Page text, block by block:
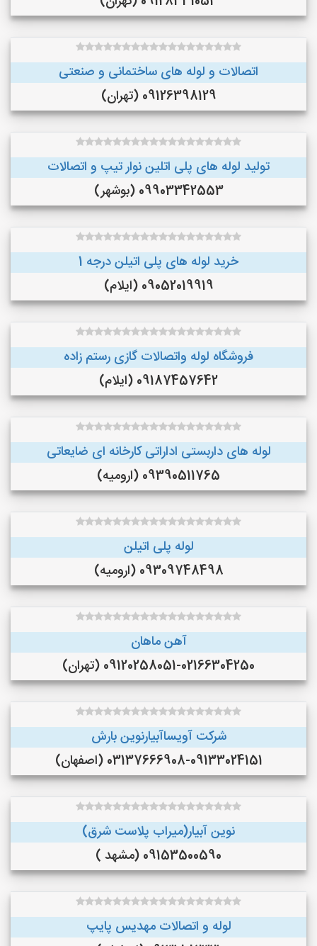
اتصالات و لوله های ساختمانی و صنعتی
09126398129 (تهران)
تولید لوله های پلی اتلین نوار تیپ و اتصالات
09903342553 (بوشهر)
خرید لوله های پلی اتیلن درجه 1
09052019919 (ایلام)
فروشگاه لوله واتصالات گازی رستم زاده
09187457642 (ایلام)
لوله های داربستی اداراتی کارخانه ای ضایعاتی
09390511765 (ارومیه)
لوله پلی اتیلن
09309748498 (ارومیه)
آهن ماهان
09120258051-02166304250 (تهران)
شرکت آویساآبیارنوین بارش
03137666908-09133024151 (اصفهان)
نوین آبیار(میراب پلاست شرق)
09153500590 (مشهد )
لوله و اتصالات مهدیس پایپ